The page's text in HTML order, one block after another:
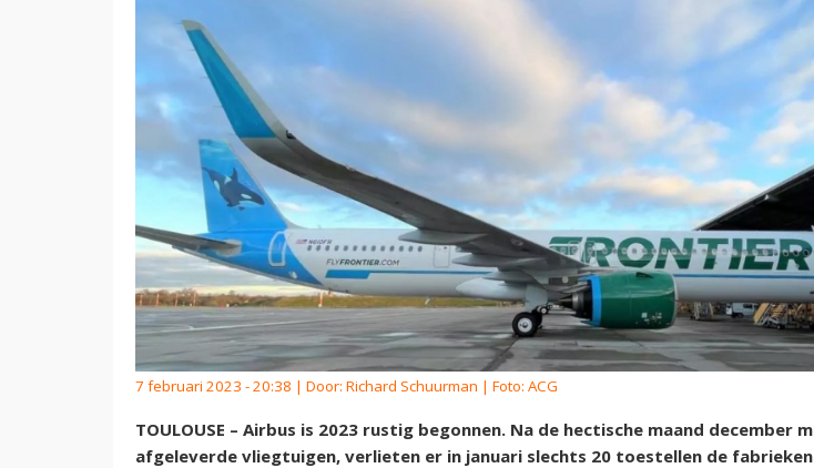
7 februari 2023 - 20:38 | Door: Richard Schuurman | Foto: ACG
TOULOUSE – Airbus is 2023 rustig begonnen. Na de hectische maand december
afgeleverde vliegtuigen, verlieten er in januari slechts 20 toestellen de